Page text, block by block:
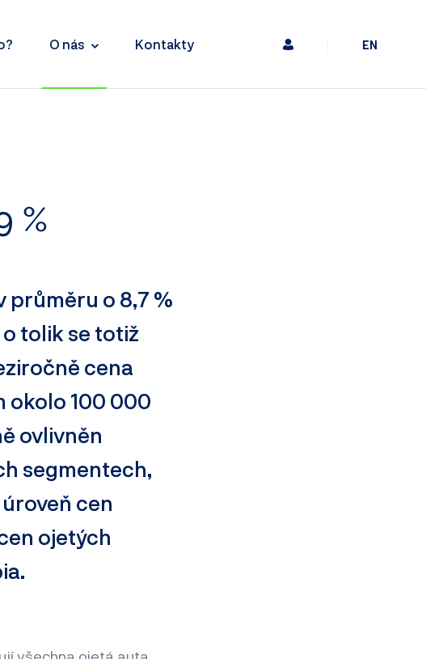
O nás Kontakty EN
%
průměru o 8,7 %
tolik se totiž
cena
okolo 100 000
ovlivněn
segmentech,
cen
ojetých